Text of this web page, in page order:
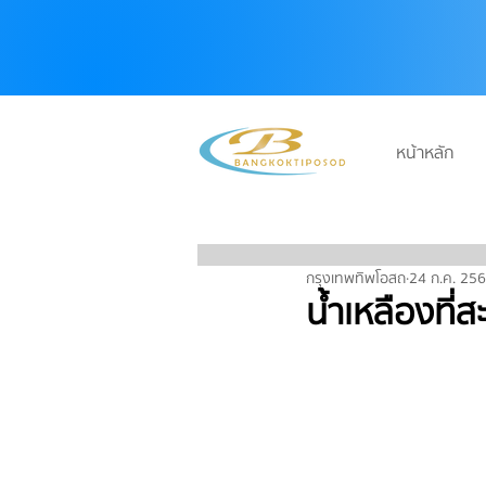
หน้าหลัก
น้ำเหลืองที่ส
กรุงเทพทิพโอสถ24 ก.ค.